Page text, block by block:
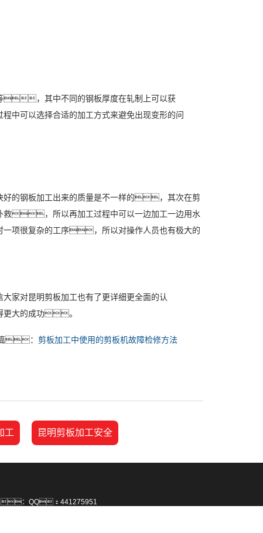
，其中不同的钢板厚度在轧制上可以获
可以选择合适的加工方式来避免出现变形的问
板加工出来的质量是不一样的，其次在剪
，所以再加工过程中可以一边加工一边用水
项很复杂的工序，所以对操作人员也有极大的
对昆明剪板加工也有了更详细更全面的认
大的成功。
： 剪板加工中使用的剪板机故障检修方法
工 昆明剪板加工安全
：QQ：441275951